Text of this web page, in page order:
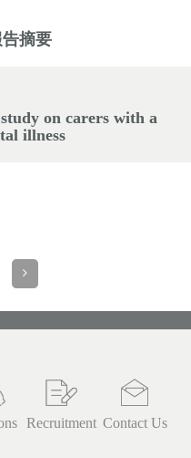
摘要
on carers with a
illness
Recruitment Contact Us